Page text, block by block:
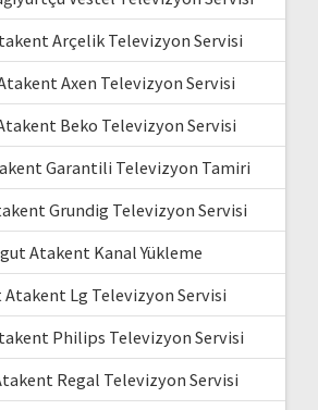
Arçelik Televizyon Servisi
Axen Televizyon Servisi
Beko Televizyon Servisi
Garantili Televizyon Tamiri
Grundig Televizyon Servisi
Atakent Kanal Yükleme
Lg Televizyon Servisi
Philips Televizyon Servisi
Regal Televizyon Servisi